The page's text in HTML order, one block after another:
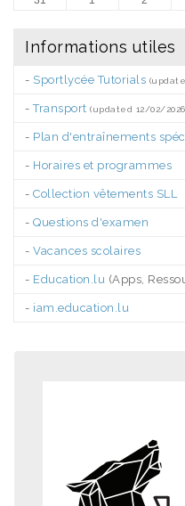
Informations utiles
- Sportlycée Tutorials
-Transport (updated 12/02/
- Plan d'entraînements
- Horaires et programmes
- Collection vêtements SLL
- Questions d'examen
- Vacances scolaires
- Education.lu (Apps,
- iam.education.lu